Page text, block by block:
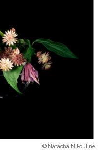
© Natacha Nikouline